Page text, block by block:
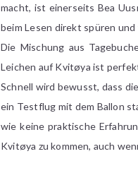
macht, ist einerseits Bea
beim Lesen direkt spüren
Die Mischung aus
Leichen auf Kvitøya ist
Schnell wird bewusst, dass
ein Testflug mit dem Ballon
wie keine praktische
Kvitøya zu kommen, auch